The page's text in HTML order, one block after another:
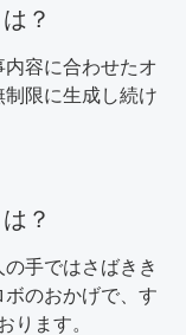
？
容に合わせたオ
限に生成し続け
？
手ではさばきき
のおかげで、す
ります。